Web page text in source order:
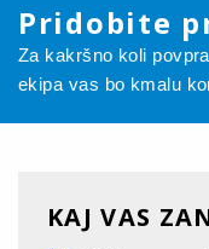
Pridobite
Za kakršno koli
ekipa vas bo kmalu
KAJ VAS